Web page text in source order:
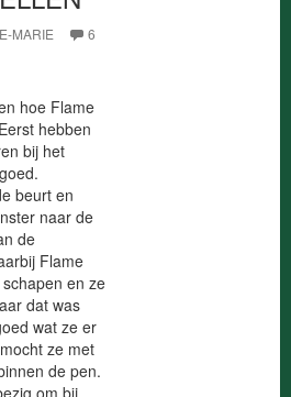
MARIE
6
hoe Flame
hebben
bij het
beurt en
naar de
de
Flame
en ze
dat was
wat ze er
ze met
de pen.
om bij